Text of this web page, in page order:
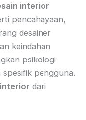
interior
pencahayaan,
desainer
keindahan
psikologi
pengguna.
dari